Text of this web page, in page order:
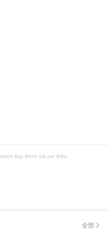
buy items via our links.
全部